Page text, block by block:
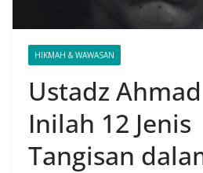
HIKMAH & WAWASAN
Ustadz
Inilah 12 Jenis
Tangisan